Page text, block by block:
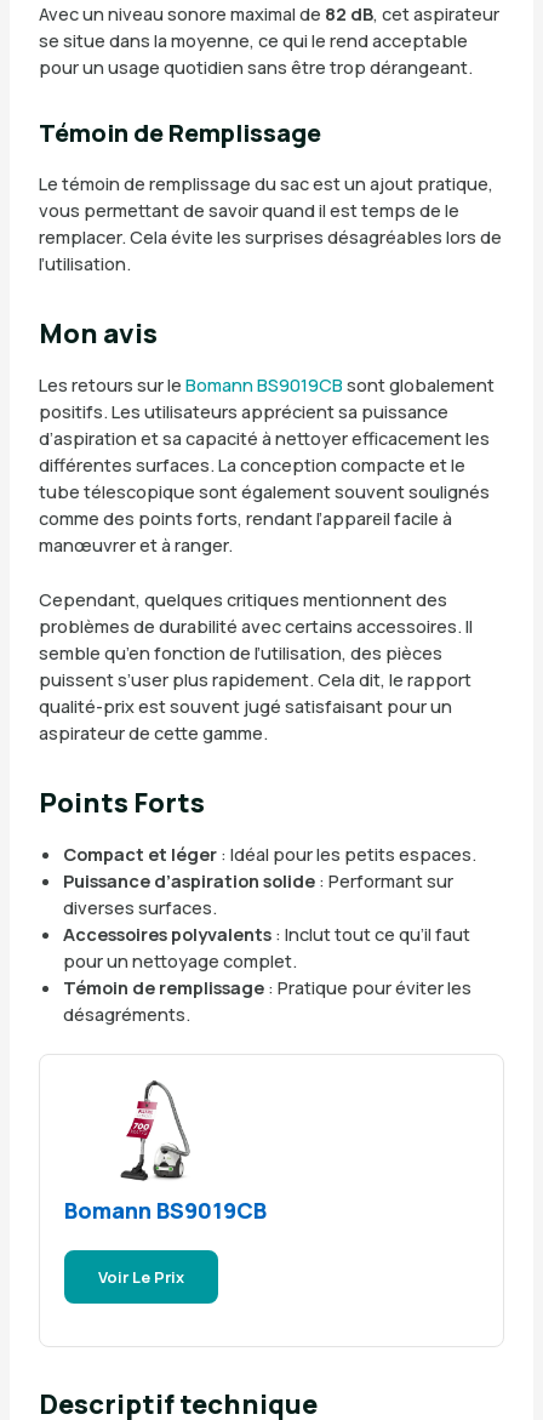
Avec un niveau sonore maximal de 82 dB, cet aspirateur
se situe dans la moyenne, ce qui le rend acceptable
pour un usage quotidien sans être trop dérangeant.
Témoin de Remplissage
Le témoin de remplissage du sac est un ajout pratique,
vous permettant de savoir quand il est temps de le
remplacer. Cela évite les surprises désagréables lors de
l’utilisation.
Mon avis
Les retours sur le Bomann BS9019CB sont globalement
positifs. Les utilisateurs apprécient sa puissance
d’aspiration et sa capacité à nettoyer efficacement les
différentes surfaces. La conception compacte et le
tube télescopique sont également souvent soulignés
comme des points forts, rendant l’appareil facile à
manœuvrer et à ranger.
Cependant, quelques critiques mentionnent des
problèmes de durabilité avec certains accessoires. Il
semble qu’en fonction de l’utilisation, des pièces
puissent s’user plus rapidement. Cela dit, le rapport
qualité-prix est souvent jugé satisfaisant pour un
aspirateur de cette gamme.
Points Forts
Compact et léger: Idéal pour les petits espaces.
Puissance d’aspiration solide: Performant sur
diverses surfaces.
Accessoires polyvalents: Inclut tout ce qu’il faut
pour un nettoyage complet.
Témoin de remplissage: Pratique pour éviter les
désagréments.
Bomann BS9019CB
Voir Le Prix
Descriptif technique